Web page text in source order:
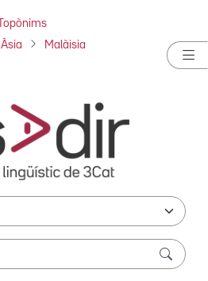
Topònims
Àsia Malàisia